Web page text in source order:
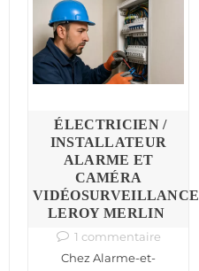
ÉLECTRICIEN /
INSTALLATEUR
ALARME ET
CAMÉRA
VIDÉOSURVEILLANCE
LEROY MERLIN
1 commentaire
Chez Alarme-et-